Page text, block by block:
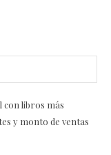
con libros más
y monto de ventas